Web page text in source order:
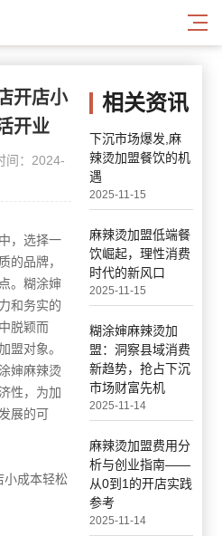
开店小
开业
间：2024-
，选择一
的品牌，
。糊涂婶
和务实的
脱颖而
盟对象。
婶麻辣烫
性，为加
展的可
相关资讯
下沉市场爆发,麻
辣烫加盟餐饮的机
遇
2025-11-15
麻辣烫加盟低端餐
饮崛起，理性消费
时代的新风口
2025-11-15
糊涂婶麻辣烫加
盟：洞察县域消费
新趋势，抢占下沉
市场财富先机
2025-11-14
麻辣烫加盟费用分
析与创业指南——
从0到1的开店实践
参考
2025-11-14